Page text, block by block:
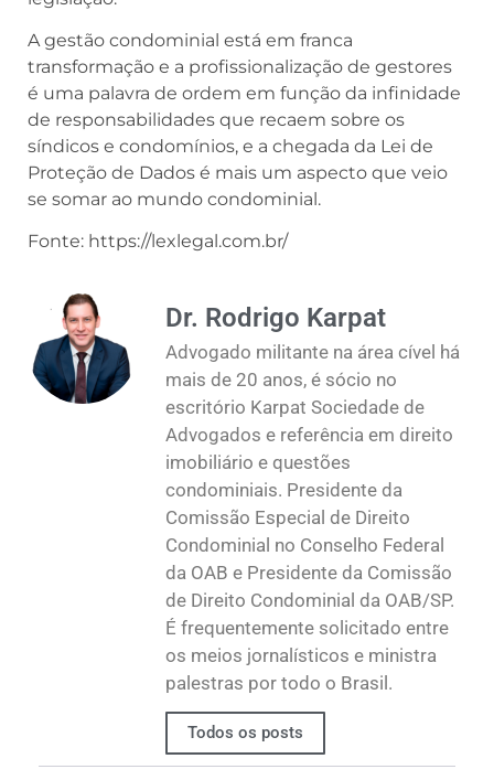
A gestão condominial está em franca
transformação e a profissionalização de gestores
é uma palavra de ordem em função da infinidade
de responsabilidades que recaem sobre os
síndicos e condomínios, e a chegada da Lei de
Proteção de Dados é mais um aspecto que veio
se somar ao mundo condominial.
Fonte: https://lexlegal.com.br/
Dr. Rodrigo Karpat
Advogado militante na área cível há
mais de 20 anos, é sócio no
escritório Karpat Sociedade de
Advogados e referência em direito
imobiliário e questões
condominiais. Presidente da
Comissão Especial de Direito
Condominial no Conselho Federal
da OAB e Presidente da Comissão
de Direito Condominial da OAB/SP.
É frequentemente solicitado entre
os meios jornalísticos e ministra
palestras por todo o Brasil.
Todos os posts